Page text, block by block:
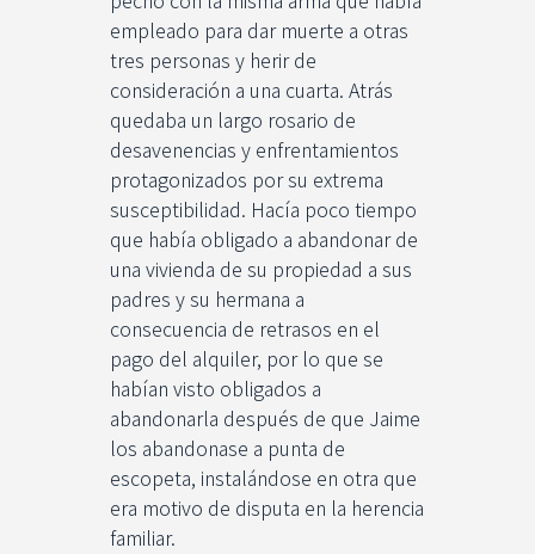
empleado para dar muerte a otras
tres personas y herir de
consideración a una cuarta. Atrás
quedaba un largo rosario de
desavenencias y enfrentamientos
protagonizados por su extrema
susceptibilidad. Hacía poco tiempo
que había obligado a abandonar de
una vivienda de su propiedad a sus
padres y su hermana a
consecuencia de retrasos en el
pago del alquiler, por lo que se
habían visto obligados a
abandonarla después de que Jaime
los abandonase a punta de
escopeta, instalándose en otra que
era motivo de disputa en la herencia
familiar.